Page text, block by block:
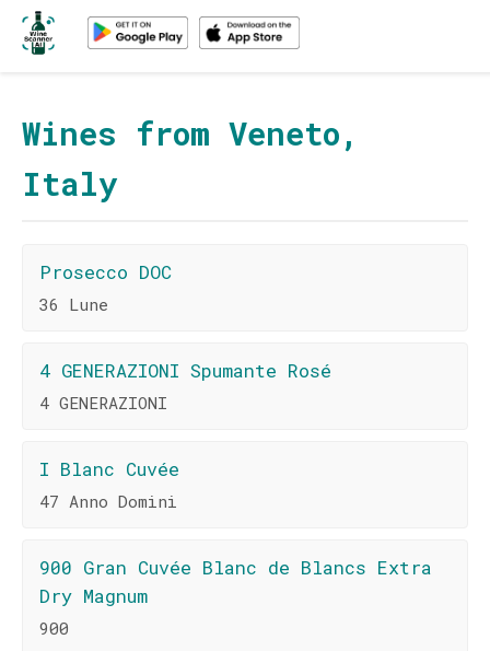
Wines from Veneto,
Italy
Prosecco DOC
36 Lune
4 GENERAZIONI Spumante Rosé
4 GENERAZIONI
I Blanc Cuvée
47 Anno Domini
900 Gran Cuvée Blanc de Blancs Extra
Dry Magnum
900